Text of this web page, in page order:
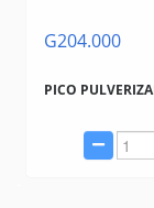
G204.000
PICO